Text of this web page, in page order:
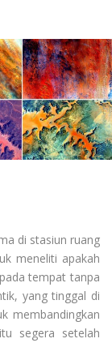
di stasiun ruang
meneliti apakah
tempat tanpa
yang tinggal di
membandingkan
segera setelah